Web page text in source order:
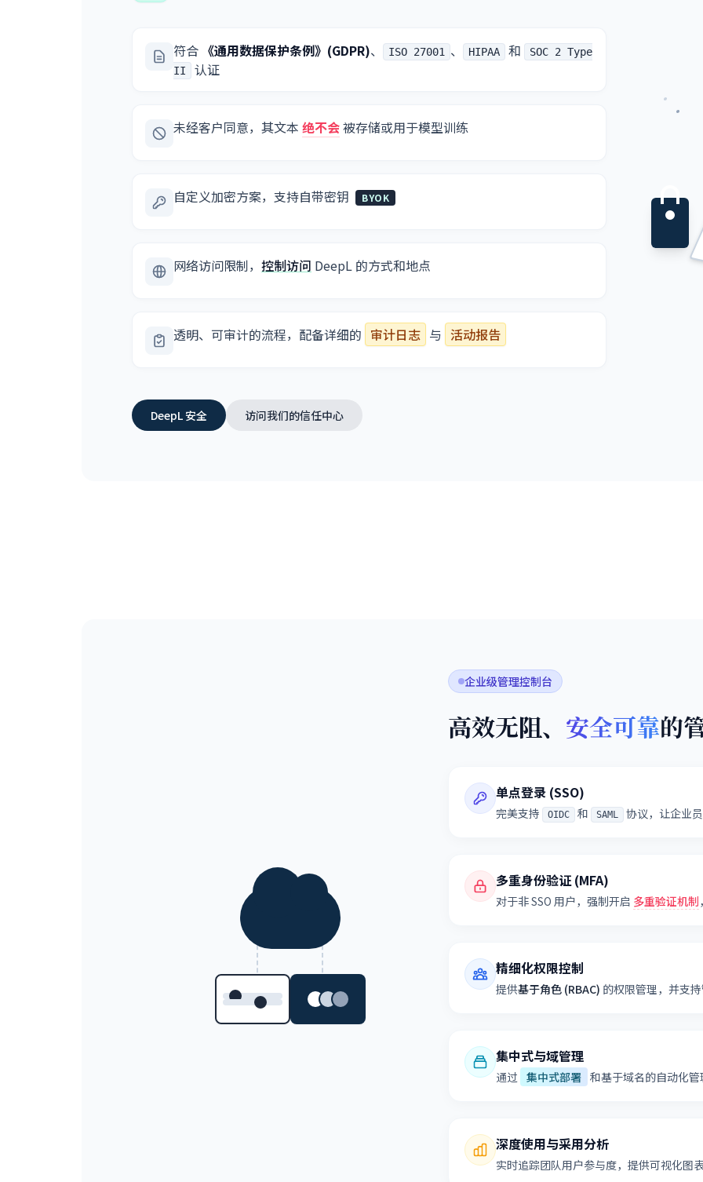
符合 《通用数据保护条例》(GDPR)、 ISO 27001 、 HIPAA 和
SOC 2 Type
II
认证
未经客户同意，其文本 绝不会被存储或用于模型训练
自定义加密方案，支持自带密钥 BYOK
网络访问限制， 控制访问 DeepL 的方式和地点
透明、可审计的流程，配备详细的 审计日志 与 活动报告
DeepL 安全 访问我们的信任中心
企业级管理控制台
高效无阻、 安全可靠的
单点登录 (SSO)
完美支持 OIDC 和 SAML 协议，让企业
多重身份验证 (MFA)
对于非 SSO 用户，强制开启 多重验证机制
精细化权限控制
提供基于角色 (RBAC) 的权限管理，并支
集中式与域管理
通过 集中式部署 和基于域名的自动化管
深度使用与采用分析
实时追踪团队用户参与度，提供可视化图